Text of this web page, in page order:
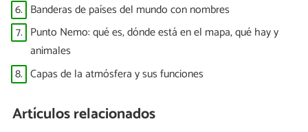
6. Banderas de países del mundo con nombres
7. Punto Nemo: qué es, dónde está en el mapa, qué hay y
animales
8. Capas de la atmósfera y sus funciones
Artículos relacionados